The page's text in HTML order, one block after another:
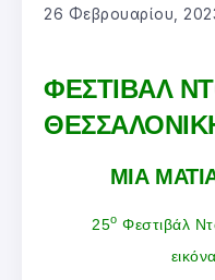
26 Φεβρουαρίου,
ΦΕΣΤΙΒΑΛ
ΜΙΑ
25ο Φεστιβάλ